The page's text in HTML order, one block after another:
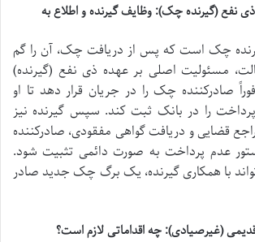
(گیرنده چک): وظایف گیرنده و اطلاع به
چک است که پس از دریافت چک، آن را گم
مسئولیت اصلی بر عهده ذی نفع (گیرنده)
صادرکننده چک را در جریان قرار دهد تا او
را در بانک ثبت کند. سپس گیرنده نیز
قضایی و دریافت گواهی مفقودی، صادرکننده
عدم پرداخت به صورت دائمی تثبیت شود.
با همکاری گیرنده، یک برگ چک جدید صادر
(غیرصیادی): چه اقداماتی لازم است؟